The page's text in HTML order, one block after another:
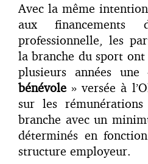
Avec la même
aux
professionnelle, les
la branche du sport
plusieurs années
bénévole » versée à
sur les
branche avec un
déterminés en
structure employeur.